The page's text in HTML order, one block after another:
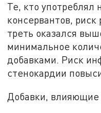
Те, кто употреблял
консервантов, риск
треть оказался
минимальное
добавками. Риск
стенокардии
Добавки, влияющие